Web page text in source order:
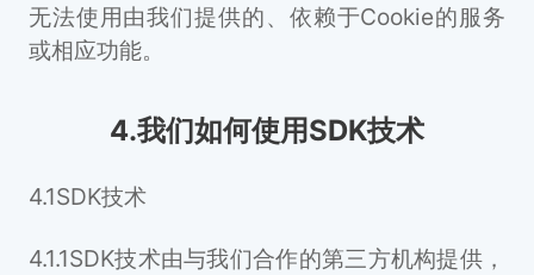
无法使用由我们提供的、依赖于Cookie的服务
或相应功能。
4.我们如何使用SDK技术
4.1SDK技术
4.1.1SDK技术由与我们合作的第三方机构提供，